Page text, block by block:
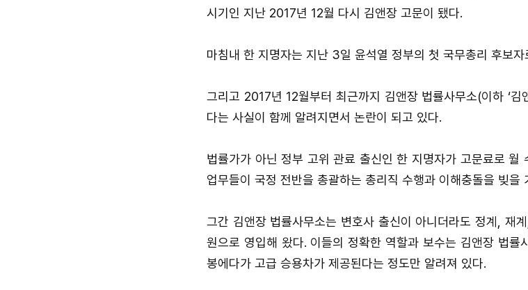
시기인 지난 2017년 12월 다시 김앤장 고문이 됐다.
마침내 한 지명자는 지난 3일 윤석열 정부의 첫 국무총리 후보자
그리고 2017년 12월부터 최근까지 김앤장 법률사무소(이하 ‘
다는 사실이 함께 알려지면서 논란이 되고 있다.
법률가가 아닌 정부 고위 관료 출신인 한 지명자가 고문료로 월
업무들이 국정 전반을 총괄하는 총리직 수행과 이해충돌을 빚을
그간 김앤장 법률사무소는 변호사 출신이 아니더라도 정계, 재
원으로 영입해 왔다. 이들의 정확한 역할과 보수는 김앤장 법률
봉에다가 고급 승용차가 제공된다는 정도만 알려져 있다.